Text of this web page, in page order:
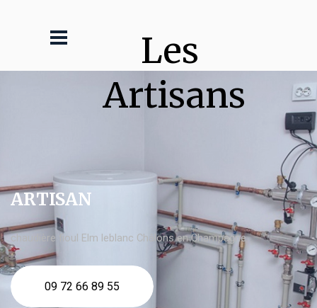
Les
Artisans
ARTISAN
chaudière fioul Elm leblanc Châlons en Champagne
09 72 66 89 55